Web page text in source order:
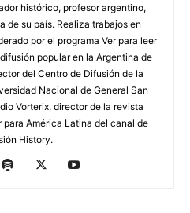
histórico, profesor argentino,
de su país. Realiza trabajos en
por el programa Ver para leer
popular en la Argentina de
del Centro de Difusión de la
Nacional de General San
Vorterix, director de la revista
América Latina del canal de
History.